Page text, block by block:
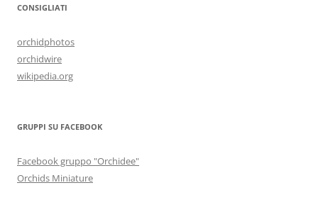
CONSIGLIATI
orchidphotos
orchidwire
wikipedia.org
GRUPPI SU FACEBOOK
Facebook gruppo "Orchidee"
Orchids Miniature